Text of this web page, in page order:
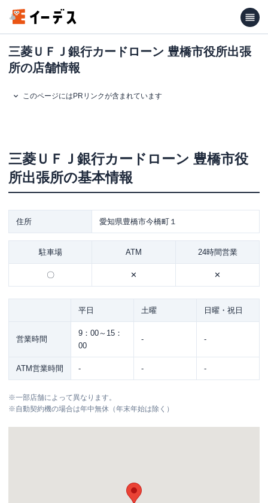
三菱ＵＦＪ銀行カードローン 豊橋市役所出張
所の店舗情報
このページにはPRリンクが含まれています
三菱ＵＦＪ銀行カードローン 豊橋市役
所出張所の基本情報
住所 愛知県豊橋市今橋町１
駐車場 ATM 24時間営業
〇 ✕ ✕
平日 土曜 日曜・祝日
営業時間
9：00～15：
00
- -
ATM営業時間 - - -
※一部店舗によって異なります。
※自動契約機の場合は年中無休（年末年始は除く）